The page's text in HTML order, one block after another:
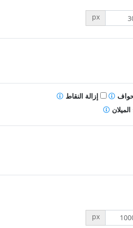
px
إزالة النقاط
px